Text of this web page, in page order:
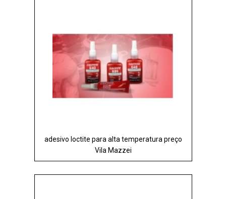
adesivo loctite para alta temperatura preço
Vila Mazzei